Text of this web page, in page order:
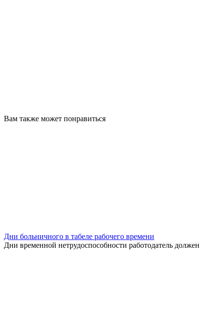
Вам также может понравиться
Дни больничного в табеле рабочего времени
Дни временной нетрудоспособности работодатель должен